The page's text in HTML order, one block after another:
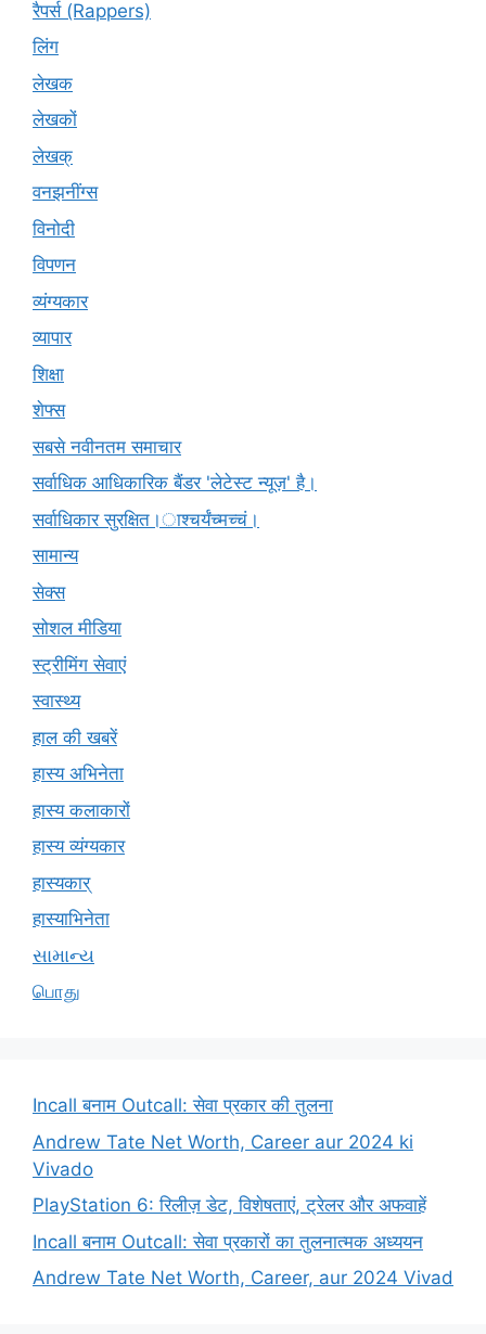
रैपर्स (Rappers)
लिंग
लेखक
लेखकों
लेखक्
वनझनींग्स
विनोदी
विपणन
व्यंग्यकार
व्यापार
शिक्षा
शेफ्स
सबसे नवीनतम समाचार
सर्वाधिक आधिकारिक बैंडर 'लेटेस्ट न्यूज़' है।
सर्वाधिकार सुरक्षित।ाश्चर्यंच्मच्चं।
सामान्य
सेक्स
सोशल मीडिया
स्ट्रीमिंग सेवाएं
स्वास्थ्य
हाल की खबरें
हास्य अभिनेता
हास्य कलाकारों
हास्य व्यंग्यकार
हास्यकार्
हास्याभिनेता
સામાન્ય
பொது
Incall बनाम Outcall: सेवा प्रकार की तुलना
Andrew Tate Net Worth, Career aur 2024 ki
Vivado
PlayStation 6: रिलीज़ डेट, विशेषताएं, ट्रेलर और अफवाहें
Incall बनाम Outcall: सेवा प्रकारों का तुलनात्मक अध्ययन
Andrew Tate Net Worth, Career, aur 2024 Vivad